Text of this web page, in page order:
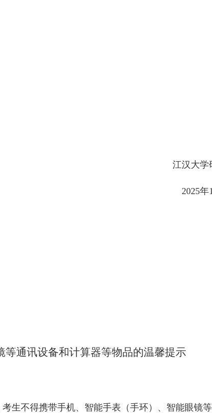
江汉大学
2025年
通讯设备和计算器等物品的温馨提示
生不得携带手机、智能手表（手环）、智能眼镜